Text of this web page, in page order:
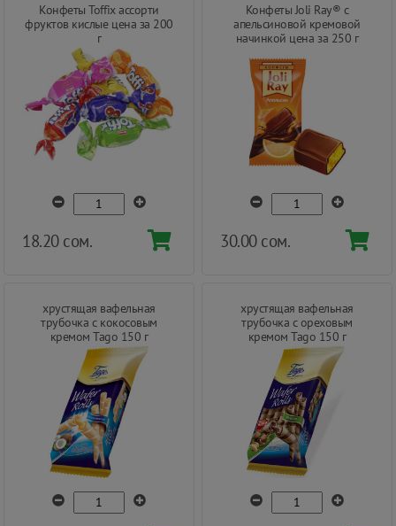
Конфеты Toffix ассорти
фруктов кислые цена за 200
г
18.20 сом.
Конфеты Joli Ray® с
апельсиновой кремовой
начинкой цена за 250 г
30.00 сом.
хрустящая вафельная
трубочка с кокосовым
кремом Tago 150 г
хрустящая вафельная
трубочка с ореховым
кремом Tago 150 г